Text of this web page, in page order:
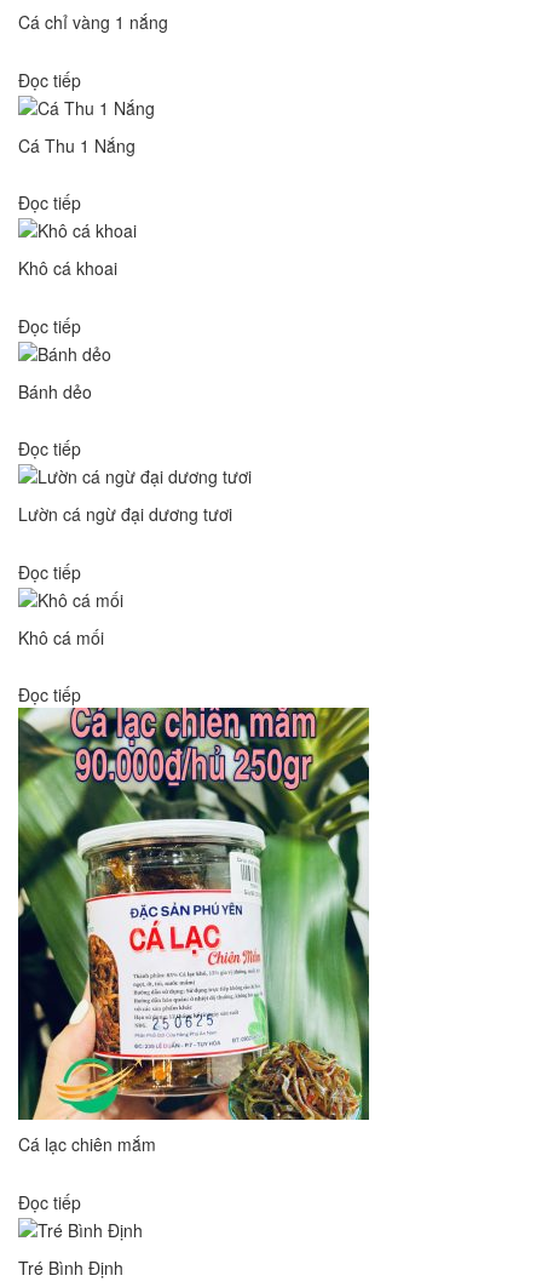
Cá chỉ vàng 1 nắng
Đọc tiếp
Cá Thu 1 Nắng
Đọc tiếp
Khô cá khoai
Đọc tiếp
Bánh dẻo
Đọc tiếp
Lườn cá ngừ đại dương tươi
Đọc tiếp
Khô cá mối
Đọc tiếp
Cá lạc chiên mắm
Đọc tiếp
Tré Bình Định